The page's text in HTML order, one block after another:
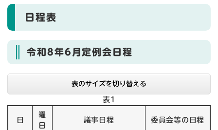
日程表
令和8年6月定例会日程
表のサイズを切り替える
表1
日
曜
日
議事日程 委員会等の日程